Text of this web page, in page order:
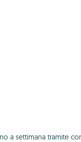
a settimana tramite